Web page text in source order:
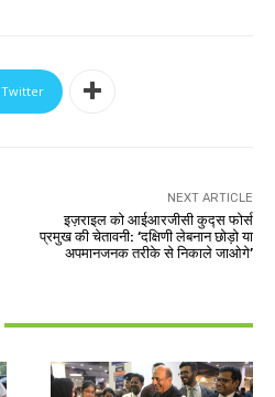
Twitter
NEXT ARTICLE
इज़राइल को आईआरजीसी कुद्स फोर्स
प्रमुख की चेतावनी: ‘दक्षिणी लेबनान छोड़ो या
अपमानजनक तरीके से निकाले जाओगे’